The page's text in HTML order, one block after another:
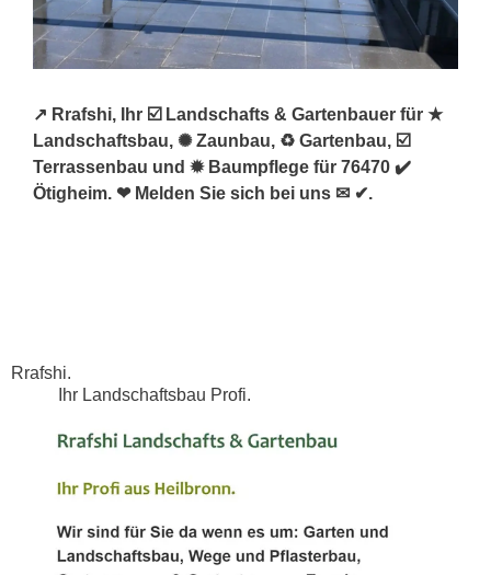
↗️ Rrafshi, Ihr ☑️ Landschafts & Gartenbauer für ★
Landschaftsbau, ✺ Zaunbau, ♻ Gartenbau, ☑️
Terrassenbau und ✹ Baumpflege für 76470 ✔️
Ötigheim. ❤ Melden Sie sich bei uns ✉ ✔.
Rrafshi.
Ihr Landschaftsbau Profi.